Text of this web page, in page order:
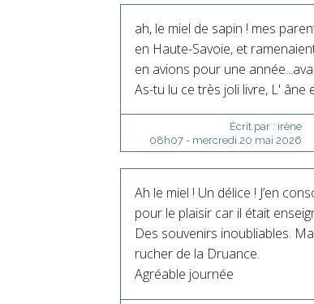
ah, le miel de sapin ! mes
en Haute-Savoie, et
en avions pour une
As-tu lu ce très joli livre, L' âne
Écrit par : irène
08h07- mercredi 20 mai 2026
Ah le miel ! Un délice ! J’en
pour le plaisir car il était
Des souvenirs inoubliables.
rucher de la Druance.
Agréable journée